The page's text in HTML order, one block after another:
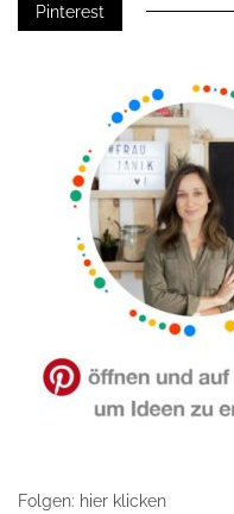
Pinterest
Folgen: hier klicken